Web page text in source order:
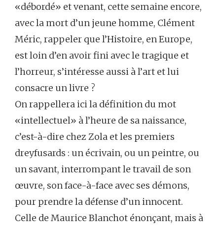
«débordé» et venant, cette semaine encore,
avec la mort d’un jeune homme, Clément
Méric, rappeler que l’Histoire, en Europe,
est loin d’en avoir fini avec le tragique et
l’horreur, s’intéresse aussi à l’art et lui
consacre un livre ?
On rappellera ici la définition du mot
«intellectuel» à l’heure de sa naissance,
c’est-à-dire chez Zola et les premiers
dreyfusards : un écrivain, ou un peintre, ou
un savant, interrompant le travail de son
œuvre, son face-à-face avec ses démons,
pour prendre la défense d’un innocent.
Celle de Maurice Blanchot énonçant, mais à